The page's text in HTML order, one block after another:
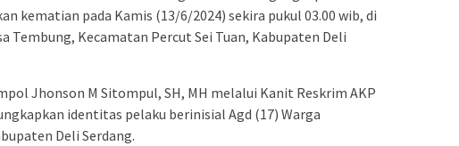
kematian pada Kamis (13/6/2024) sekira pukul 03.00 wib, di
Tembung, Kecamatan Percut Sei Tuan, Kabupaten Deli
Jhonson M Sitompul, SH, MH melalui Kanit Reskrim AKP
identitas pelaku berinisial Agd (17) Warga
Deli Serdang.